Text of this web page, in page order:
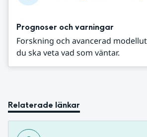
Prognoser och varningar
Forskning och avancerad
du ska veta vad som väntar.
Relaterade länkar